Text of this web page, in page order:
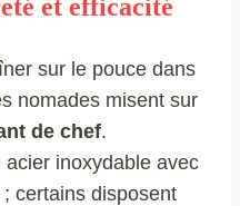
et efficacité
sur le pouce dans
nomades misent sur
de chef.
inoxydable avec
certains disposent